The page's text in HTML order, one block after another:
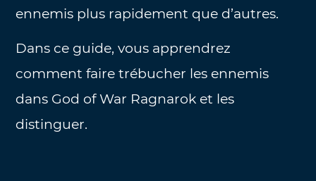
ennemis plus rapidement que d’autres.
Dans ce guide, vous apprendrez
comment faire trébucher les ennemis
dans God of War Ragnarok et les
distinguer.